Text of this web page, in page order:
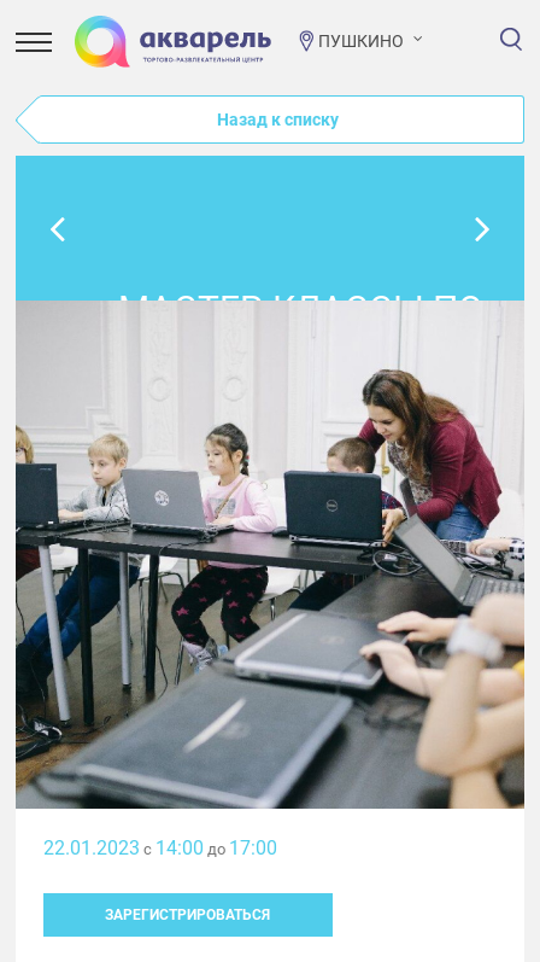
ПУШКИНО
Назад к списку
МАСТЕР-КЛАССЫ ПО
ПРОГРАММИРОВАНИЮ
В ПРОСТОРУМЕ!
22.01.2023 с 14:00 до 17:00
ЗАРЕГИСТРИРОВАТЬСЯ